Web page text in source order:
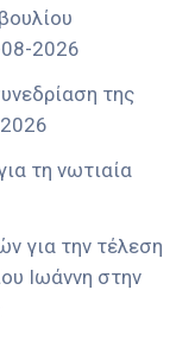
08-2026
της
τη νωτιαία
για την τέλεση
Ιωάννη στην